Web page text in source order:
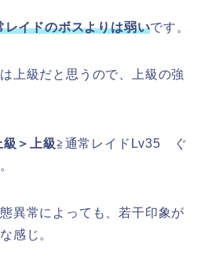
イドのボスよりは弱いです。
上級だと思うので、上級の強
級＞上級≧通常レイドLv35 ぐ
異常によっても、若干印象が
感じ。